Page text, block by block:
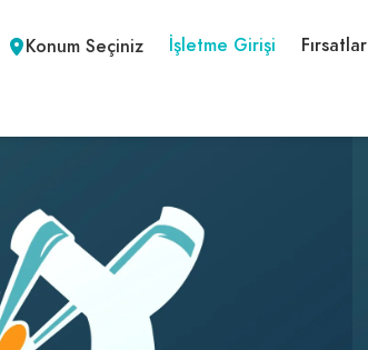
Konum Seçiniz İşletme Girişi Fırsatlar